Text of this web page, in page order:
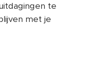
te
met je